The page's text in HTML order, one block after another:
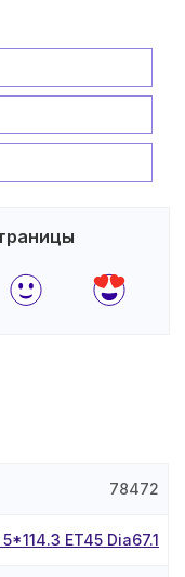
78472
ET45 Dia67.1